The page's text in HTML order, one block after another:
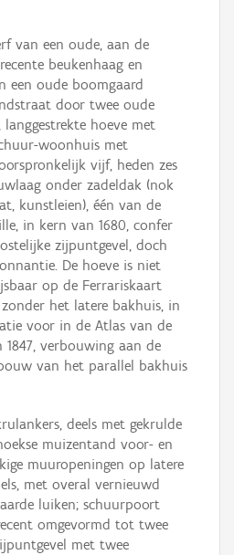
van een oude, aan de
beukenhaag en
een oude boomgaard
door twee oude
langgestrekte hoeve met
woonhuis met
vijf, heden zes
onder zadeldak (nok
kunstleien), één van de
in kern van 1680, confer
zijpuntgevel, doch
De hoeve is niet
op de Ferrariskaart
zonder het latere bakhuis, in
voor in de Atlas van de
1847, verbouwing aan de
van het parallel bakhuis
deels met gekrulde
muizentand voor- en
muuropeningen op latere
met overal vernieuwd
luiken; schuurpoort
omgevormd tot twee
met twee